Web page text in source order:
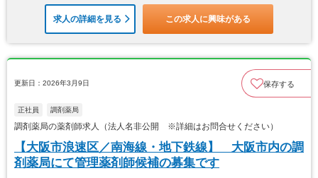
求人の詳細を見る この求人に興味がある
更新日：2026年3月9日 保存する
正社員 調剤薬局
調剤薬局の薬剤師求人（法人名非公開 ※詳細はお問合せください）
【大阪市浪速区／南海線・地下鉄線】 大阪市内の調
剤薬局にて管理薬剤師候補の募集です